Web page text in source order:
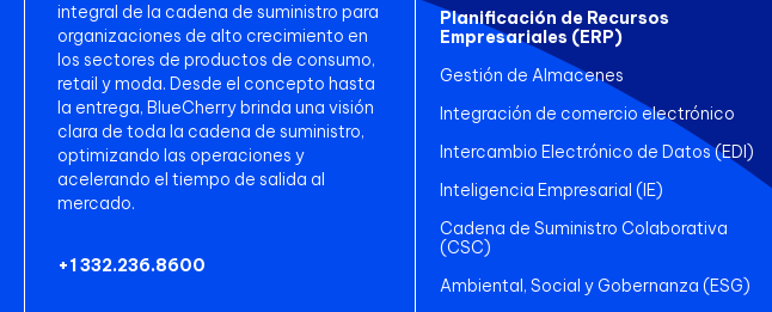
integral de la cadena de suministro para
organizaciones de alto crecimiento en
los sectores de productos de consumo,
retail y moda. Desde el concepto hasta
la entrega, BlueCherry brinda una visión
clara de toda la cadena de suministro,
optimizando las operaciones y
acelerando el tiempo de salida al
mercado.
+1 332.236.8600
Planificación de Recursos
Empresariales (ERP)
Gestión de Almacenes
Integración de comercio electrónico
Intercambio Electrónico de Datos (EDI)
Inteligencia Empresarial (IE)
Cadena de Suministro Colaborativa
(CSC)
Ambiental, Social y Gobernanza (ESG)